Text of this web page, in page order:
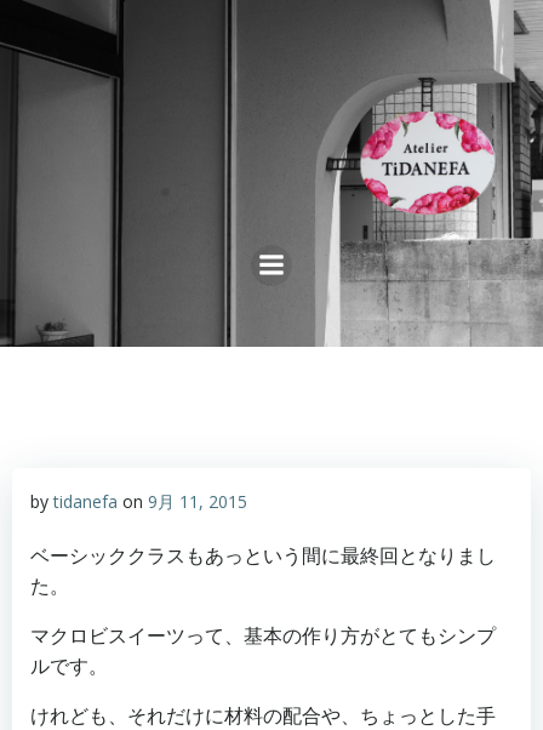
プ
bytidanefa on 9月 11, 2015
ベーシッククラスもあっという間に最終回となりまし
た。
マクロビスイーツって、基本の作り方がとてもシンプ
ルです。
けれども、それだけに材料の配合や、ちょっとした手